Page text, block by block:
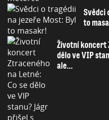
Svědci
to
Životní koncert
dělo ve VIP
ale...